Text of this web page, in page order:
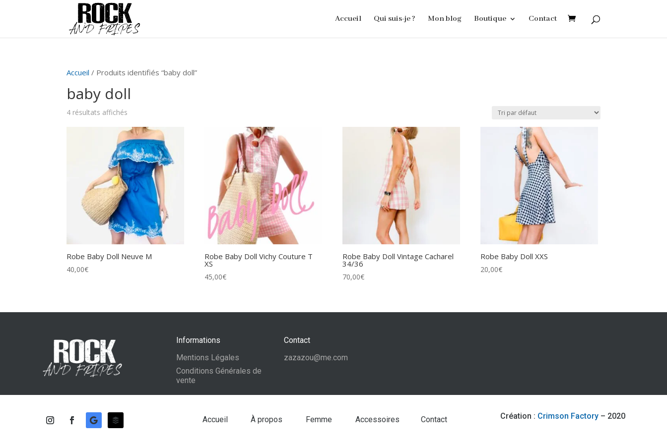
Accueil Qui suis-je ? Mon blog Boutique Contact
Accueil / Produits identifiés “baby doll”
baby doll
4 résultats affichés
Robe Baby Doll Neuve M
40,00€
Robe Baby Doll Vichy Couture T
XS
45,00€
Robe Baby Doll Vintage Cacharel
34/36
70,00€
Robe Baby Doll XXS
20,00€
Informations
Mentions Légales
Conditions Générales de
vente
Contact
zazazou@me.com
Accueil À propos Femme Accessoires Contact Création : Crimson Factory– 2020